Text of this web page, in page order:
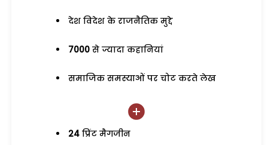
देश विदेश के राजनैतिक मुद्दे
7000 से ज्यादा कहानियां
समाजिक समस्याओं पर चोट करते लेख
24 प्रिंट मैगजीन